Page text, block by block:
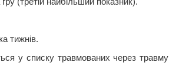
тижнів.
у списку травмованих через травму